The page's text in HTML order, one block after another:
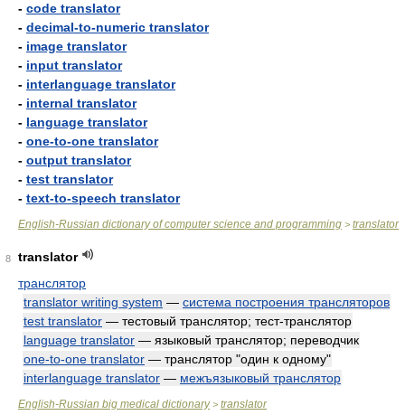
- code translator
- decimal-to-numeric translator
- image translator
- input translator
- interlanguage translator
- internal translator
- language translator
- one-to-one translator
- output translator
- test translator
- text-to-speech translator
English-Russian dictionary of computer science and programming > translator
8
translator
транслятор
translator writing system — система построения трансляторов
test translator — тестовый транслятор; тест-транслятор
language translator — языковый транслятор; переводчик
one-to-one translator — транслятор "один к одному"
interlanguage translator — межъязыковый транслятор
English-Russian big medical dictionary> translator